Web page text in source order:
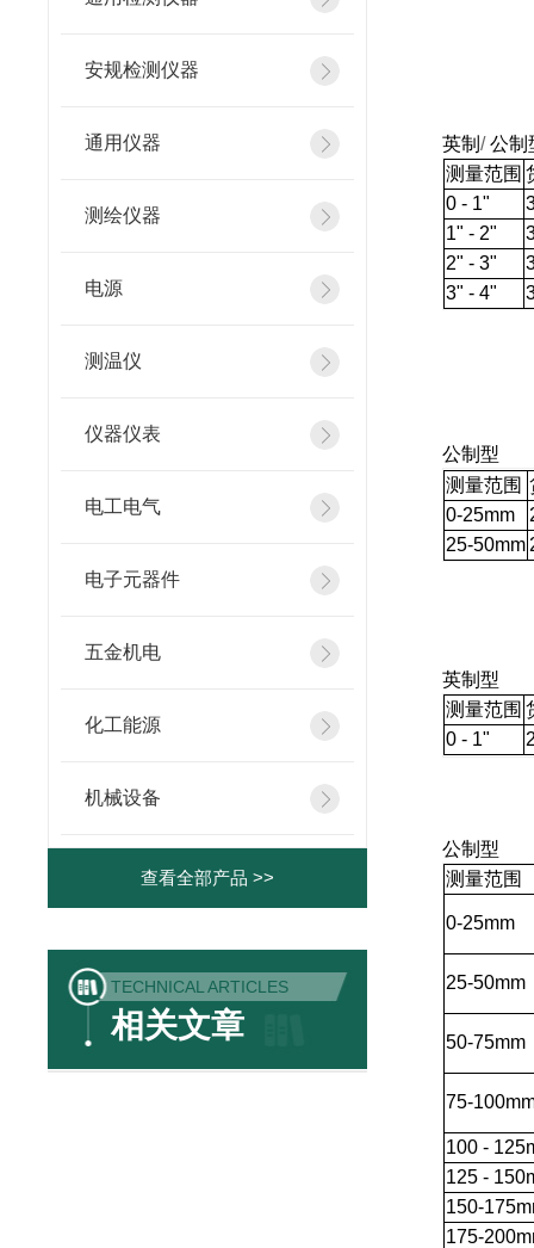
安规检测仪器
通用仪器
测绘仪器
电源
测温仪
仪器仪表
电工电气
电子元器件
五金机电
化工能源
机械设备
查看全部产品 >>
TECHNICAL ARTICLES
相关文章
英制/公制
测量范围
0 - 1"
1" - 2"
2" - 3"
3" - 4"
公制型
测量范围
0-25mm
25-50mm
英制型
测量范围
0 - 1"
公制型
测量范围
0-25mm
25-50mm
50-75mm
75-
100 -
125 -
150-
175-